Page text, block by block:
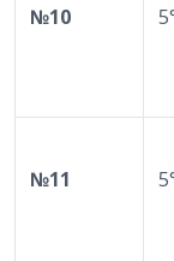
№10
№11